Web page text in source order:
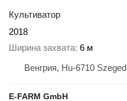
Культиватор
2018
Ширина захвата 6 м
Венгрия, Hu-6710 Szeged
E-FARM GmbH